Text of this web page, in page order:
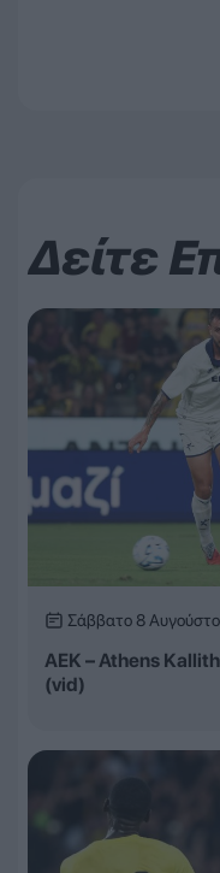
Δείτε
Σάββατο 8
ΑΕΚ – Athens
(vid)